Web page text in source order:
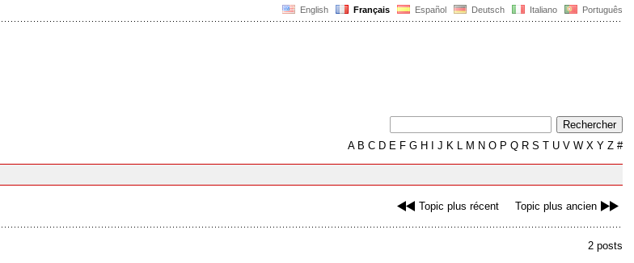
English Français Español Deutsch Italiano Português
AB C D E F G H J K L M N O P Q R S T U V W X Y Z #
Topic plus récent Topic plus ancien
2 posts